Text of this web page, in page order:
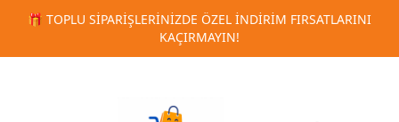
🚀 KURUMSAL PROMOSYON VE MATBAA
1 2